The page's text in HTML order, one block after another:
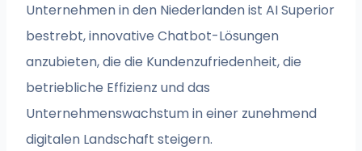
Unternehmen in den Niederlanden ist AI Superior
bestrebt, innovative Chatbot-Lösungen
anzubieten, die die Kundenzufriedenheit, die
betriebliche Effizienz und das
Unternehmenswachstum in einer zunehmend
digitalen Landschaft steigern.